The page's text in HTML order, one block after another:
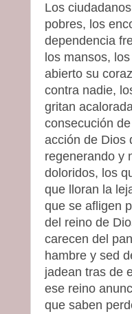
Los
pobres, los
dependencia
los mansos,
abierto su
contra nadie,
gritan
consecución
acción de Dios
regenerando y
doloridos, los
que lloran la
que se afligen
del reino de
carecen del
hambre y sed
jadean tras de
ese reino
que saben